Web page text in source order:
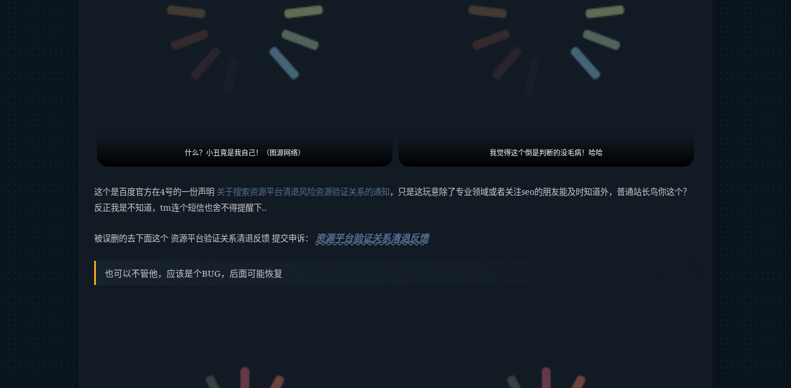
什么？小丑竟是我自己！（图源网络） 我觉得这个倒是判断的没毛病！哈哈
这个是百度官方在4号的一份声明 关于搜索资源平台清退风险资源验证关系的通知，只是这玩意除了专业领域或者关注seo的朋友能及时知道外，普通站长鸟你这个？
反正我是不知道，tm连个短信也舍不得提醒下..
被误删的去下面这个 资源平台验证关系清退反馈 提交申诉： 资源平台验证关系清退反馈
也可以不管他，应该是个BUG，后面可能恢复